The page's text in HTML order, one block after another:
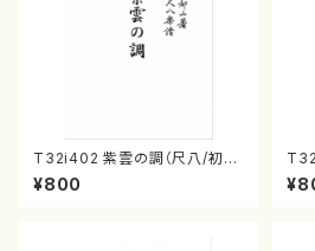
T32i402 紫雲の調（尺八/初世
宮下秀冽/楽譜）都山流公刊楽譜
曲番:2107
¥800
山
譜